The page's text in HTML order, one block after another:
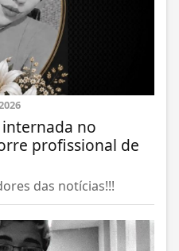
internada no
profissional de
das notícias!!!